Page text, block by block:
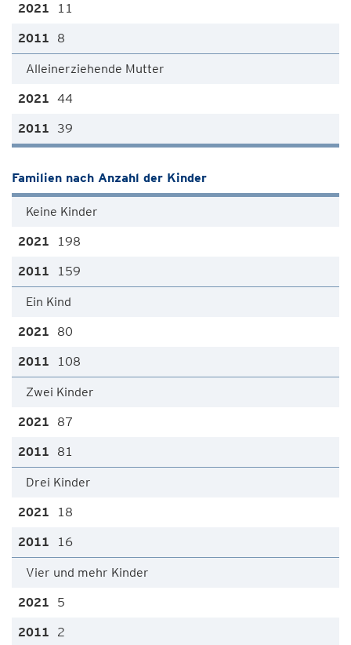
11
8
Alleinerziehende Mutter
44
39
Familien nach Anzahl der Kinder
Keine Kinder
198
159
Ein Kind
80
108
Zwei Kinder
87
81
Drei Kinder
18
16
Vier und mehr Kinder
5
2